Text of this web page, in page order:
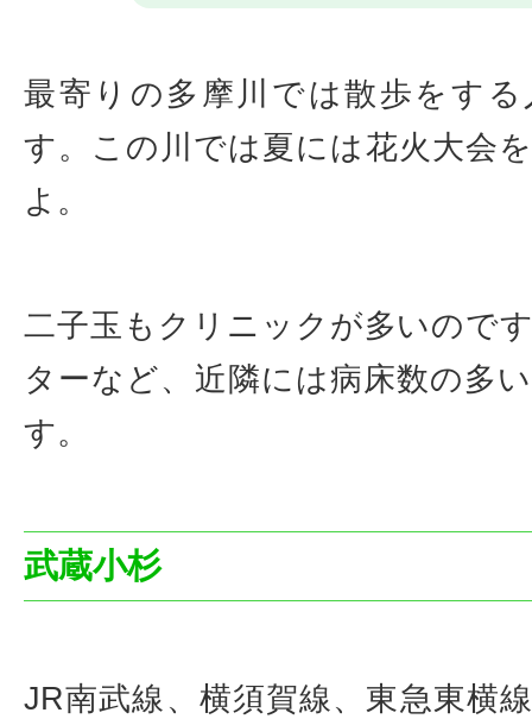
最寄りの多摩川では散歩をす
す。この川では夏には花火大会
よ。
二子玉もクリニックが多いので
ターなど、近隣には病床数の多
す。
武蔵小杉
JR南武線、横須賀線、東急東横